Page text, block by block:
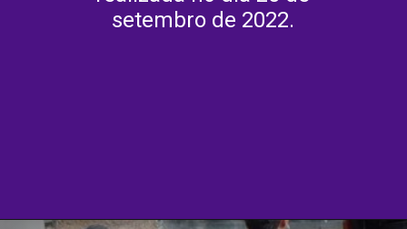
setembro de 2022.